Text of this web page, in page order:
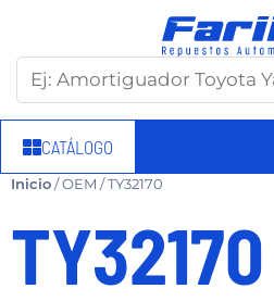
CATÁLOGO
Inicio/ OEM / TY32170
TY32170